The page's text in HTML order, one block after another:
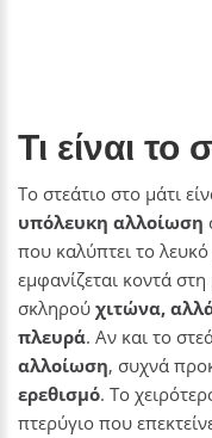
Τι είναι το
Το στεάτιο στο μάτι
υπόλευκη αλλοίωση
που καλύπτει το
εμφανίζεται κοντά
σκληρού χιτώνα,
πλευρά. Αν και το
αλλοίωση, συχνά
ερεθισμό. Το
πτερύγιο που